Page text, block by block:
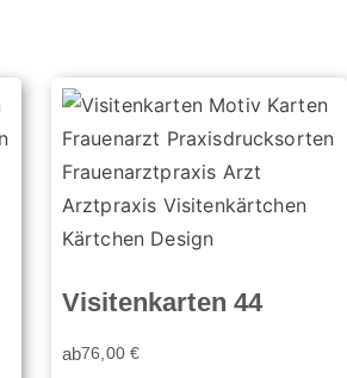
Visitenkarten 44
ab76,00€